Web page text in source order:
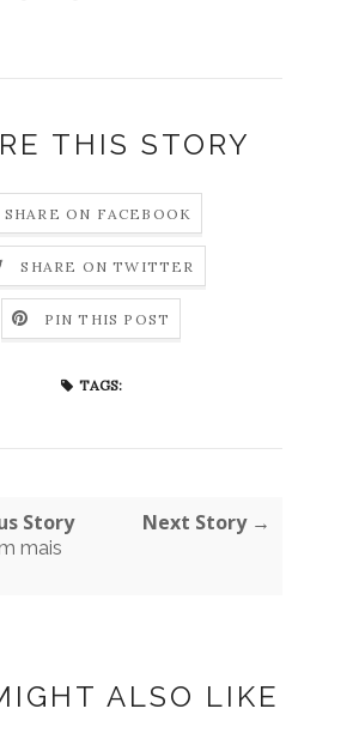
THIS STORY
SHARE ON FACEBOOK
SHARE ON TWITTER
PIN THIS POST
TAGS:
Story
mais
Next Story →
ALSO LIKE